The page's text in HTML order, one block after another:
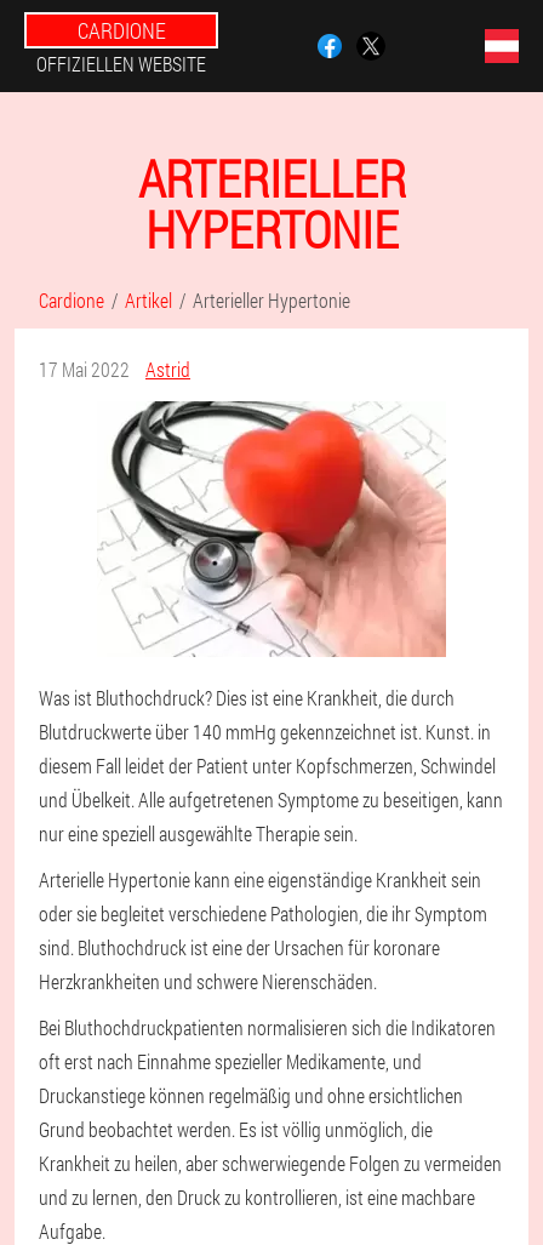
CARDIONE
OFFIZIELLEN WEBSITE
ARTERIELLER
HYPERTONIE
Cardione Artikel Arterieller Hypertonie
17 Mai 2022 Astrid
Was ist Bluthochdruck? Dies ist eine Krankheit, die durch
Blutdruckwerte über 140 mmHg gekennzeichnet ist. Kunst. in
diesem Fall leidet der Patient unter Kopfschmerzen, Schwindel
und Übelkeit. Alle aufgetretenen Symptome zu beseitigen, kann
nur eine speziell ausgewählte Therapie sein.
Arterielle Hypertonie kann eine eigenständige Krankheit sein
oder sie begleitet verschiedene Pathologien, die ihr Symptom
sind. Bluthochdruck ist eine der Ursachen für koronare
Herzkrankheiten und schwere Nierenschäden.
Bei Bluthochdruckpatienten normalisieren sich die Indikatoren
oft erst nach Einnahme spezieller Medikamente, und
Druckanstiege können regelmäßig und ohne ersichtlichen
Grund beobachtet werden. Es ist völlig unmöglich, die
Krankheit zu heilen, aber schwerwiegende Folgen zu vermeiden
und zu lernen, den Druck zu kontrollieren, ist eine machbare
Aufgabe.